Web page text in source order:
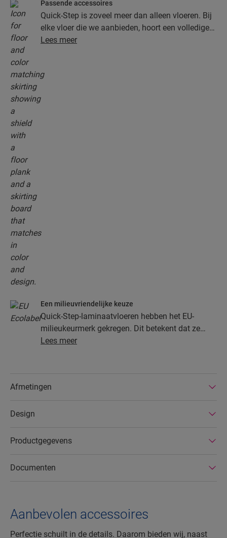
Passende accessoires
Quick-Step is zoveel meer dan alleen vloeren. Bij
elke vloer die we aanbieden, hoort een volledige
collectie accessoires, inclusief ondervloeren,
Lees meer
Een milieuvriendelijke keuze
Quick-Step-laminaatvloeren hebben het EU-
milieukeurmerk gekregen. Dit betekent dat ze
gemaakt zijn van ten minste 80% duurzaam
fabrieken. Bovendien hebben Quick-Step-
Lees meer
Afmetingen
Design
Productgegevens
Documenten
Aanbevolen accessoires
Perfectie schuilt in de details. Daarom bieden wij, naast